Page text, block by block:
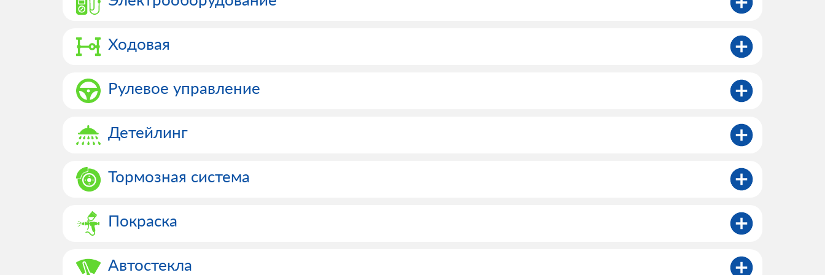
Ходовая
Рулевое управление
Детейлинг
Тормозная система
Покраска
Автостекла